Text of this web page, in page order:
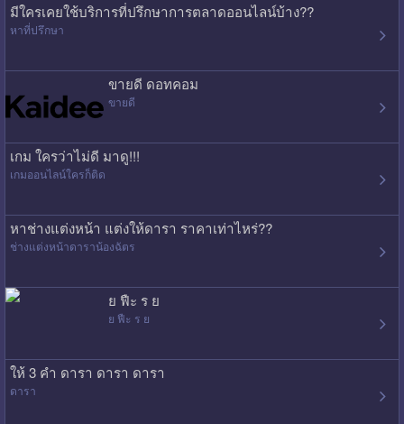
มีใครเคยใช้บริการที่ปรึกษาการตลาดออนไลน์บ้าง??
หาที่ปรึกษา
ขายดี ดอทคอม
ขายดี
เกม ใครว่าไม่ดี มาดู!!!
เกมออนไลน์ใครก็ติด
หาช่างแต่งหน้า แต่งให้ดารา ราคาเท่าไหร่??
ช่างแต่งหน้าดาราน้องฉัตร
ย ฟืะ ร ย
ย ฟืะ ร ย
ให้ 3 คำ ดารา ดารา ดารา
ดารา